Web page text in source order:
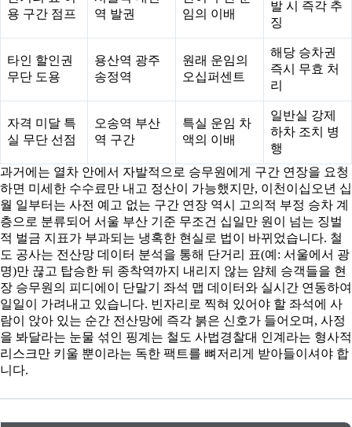
용 구간 점프
역 발권
임의 이배
발 시 즉각 추
징
타인 할인권
무단 도용
용산역 광주
송정역
원래 운임의
오십퍼센트
해당 승차권
즉시 무효 처
리
자격 미달 특
실 무단 선점
오송역 부산
역 구간
특실 운임 차
액의 이배
일반실 강제
하차 조치 병
행
과거에는 열차 안에서 자발적으로 승무원에게 구간 연장을 요청
하면 미세한 수수료만 내고 정산이 가능했지만, 이천이십오년 십
월 일부터는 사전 예고 없는 구간 연장 역시 고의적 부정 승차 계
층으로 분류되어 서울 부산 기준 무조건 십일만 원이 넘는 징벌
적 벌금 지표가 부과되는 냉혹한 현실로 법이 바뀌었습니다. 철
도 공사는 전산망 데이터 분석을 통해 단거리 표(예: 서울에서 광
명)만 끊고 탑승한 뒤 종착역까지 내리지 않는 얌체 승객들을 현
장 승무원의 피디에이 단말기 좌석 맵 데이터와 실시간 연동하여
일일이 가려내고 있습니다. 빈자리로 찍혀 있어야 할 좌석에 사
람이 앉아 있는 순간 전산망에 즉각 붉은 신호가 들어오며, 사정
을 봐달라는 눈물 섞인 핑계는 철도 사법경찰대 인계라는 형사적
리스크만 키울 뿐이라는 독한 팩트를 뼈저리게 받아들이셔야 합
니다.